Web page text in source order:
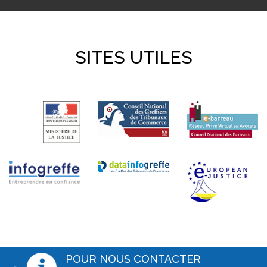
SITES UTILES
POUR NOUS CONTACTER